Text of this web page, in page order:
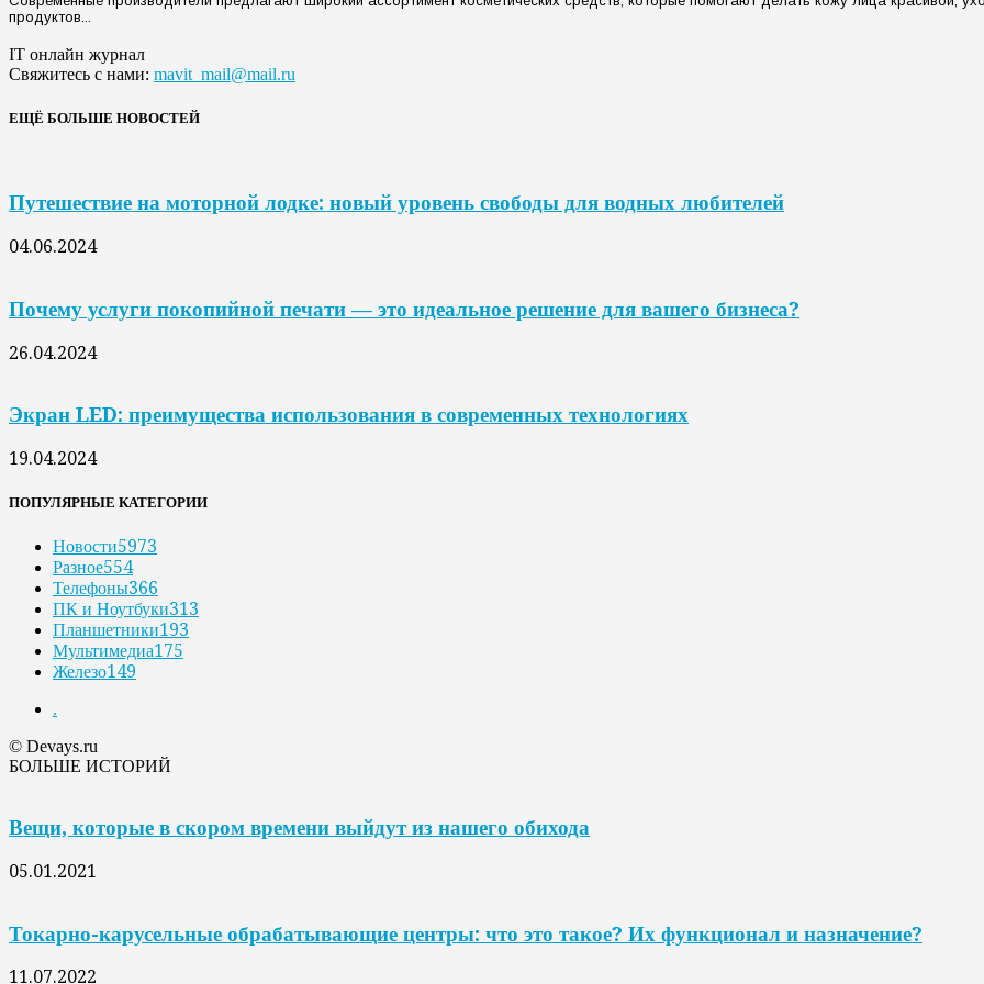
продуктов...
IT онлайн журнал
Свяжитесь с нами: mavit_mail@mail.ru
ЕЩЁ БОЛЬШЕ НОВОСТЕЙ
Путешествие на моторной лодке: новый уровень свободы для водных любителей
04.06.2024
Почему услуги покопийной печати — это идеальное решение для вашего бизнеса?
26.04.2024
Экран LED: преимущества использования в современных технологиях
19.04.2024
ПОПУЛЯРНЫЕ КАТЕГОРИИ
Новости5973
Разное554
Телефоны366
ПК и Ноутбуки313
Планшетники193
Мультимедиа175
Железо149
.
© Devays.ru
БОЛЬШЕ ИСТОРИЙ
Вещи, которые в скором времени выйдут из нашего обихода
05.01.2021
Токарно-карусельные обрабатывающие центры: что это такое? Их функционал и назначение?
11.07.2022